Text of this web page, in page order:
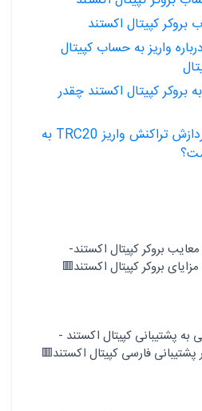
واریز به حساب کپیتال
به بروکر کپیتال اکستند چقدر
12.2-زمان لازم برای پردازش تراکنش واریز TRC20 به
معایب بروکر کپیتال اکستند-
بروکر کپیتال اکستند🟥
به پشتیبانی کپیتال اکستند -
فارسی کپیتال اکستند🟥